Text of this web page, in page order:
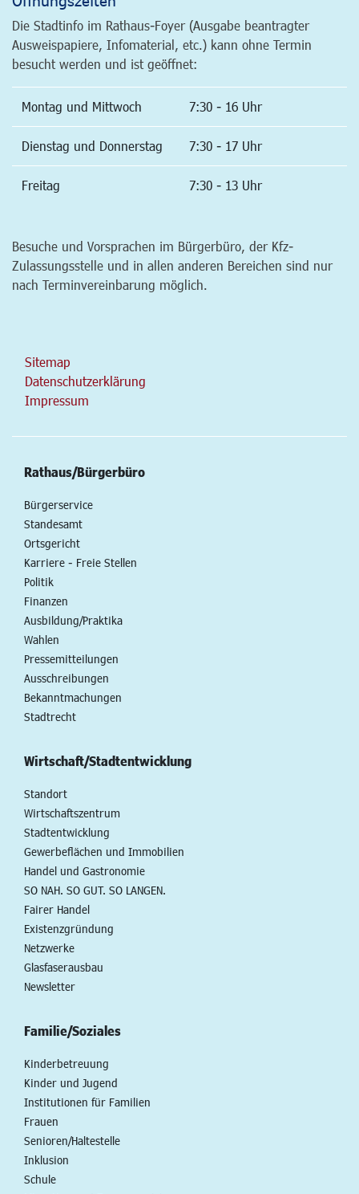
Die Stadtinfo im Rathaus-Foyer (Ausgabe beantragter
Ausweispapiere, Infomaterial, etc.) kann ohne Termin
besucht werden und ist geöffnet:
Montag und Mittwoch 7:30 - 16 Uhr
Dienstag und Donnerstag 7:30 - 17 Uhr
Freitag 7:30 - 13 Uhr
Besuche und Vorsprachen im Bürgerbüro, der Kfz-
Zulassungsstelle und in allen anderen Bereichen sind nur
nach Terminvereinbarung möglich.
Sitemap
Datenschutzerklärung
Impressum
Rathaus/Bürgerbüro
Bürgerservice
Standesamt
Ortsgericht
Karriere - Freie Stellen
Politik
Finanzen
Ausbildung/Praktika
Wahlen
Pressemitteilungen
Ausschreibungen
Bekanntmachungen
Stadtrecht
Wirtschaft/Stadtentwicklung
Standort
Wirtschaftszentrum
Stadtentwicklung
Gewerbeflächen und Immobilien
Handel und Gastronomie
SO NAH. SO GUT. SO LANGEN.
Fairer Handel
Existenzgründung
Netzwerke
Glasfaserausbau
Newsletter
Familie/Soziales
Kinderbetreuung
Kinder und Jugend
Institutionen für Familien
Frauen
Senioren/Haltestelle
Inklusion
Schule